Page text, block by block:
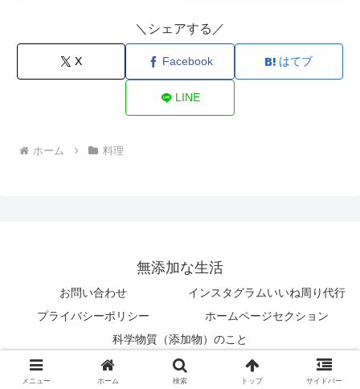
＼シェアする／
X Facebook はてブ
LINE
ホーム 料理
無添加な生活
お問い合わせ
インスタグラムいいね周り代行
プライバシーポリシー
ホームページセクション
科学物質（添加物）のこと
© 2018 無添加な生活.
メニュー ホーム 検索 トップ サイドバー